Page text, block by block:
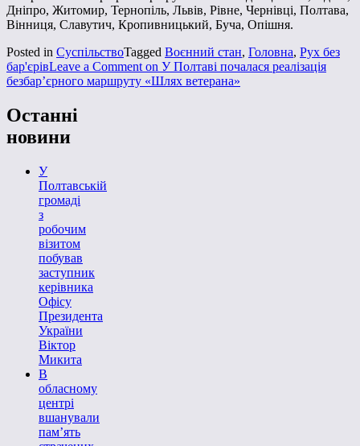
Дніпро, Житомир, Тернопіль, Львів, Рівне, Чернівці, Полтава,
Вінниця, Славутич, Кропивницький, Буча, Опішня.
Posted in СуспільствоTagged Воєнний стан, Головна, Рух без
бар'єрівLeave a Comment on У Полтаві почалася реалізація
безбар’єрного маршруту «Шлях ветерана»
Останні
новини
У
Полтавській
громаді
з
робочим
візитом
побував
заступник
керівника
Офісу
Президента
України
Віктор
Микита
В
обласному
центрі
вшанували
пам’ять